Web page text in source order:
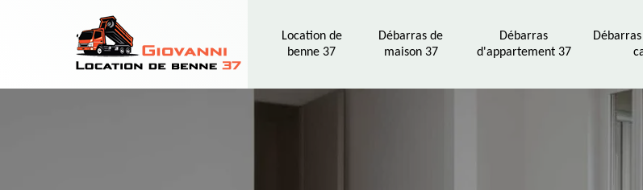
Location de
benne 37
Débarras de
maison 37
Débarras
d'appartement 37